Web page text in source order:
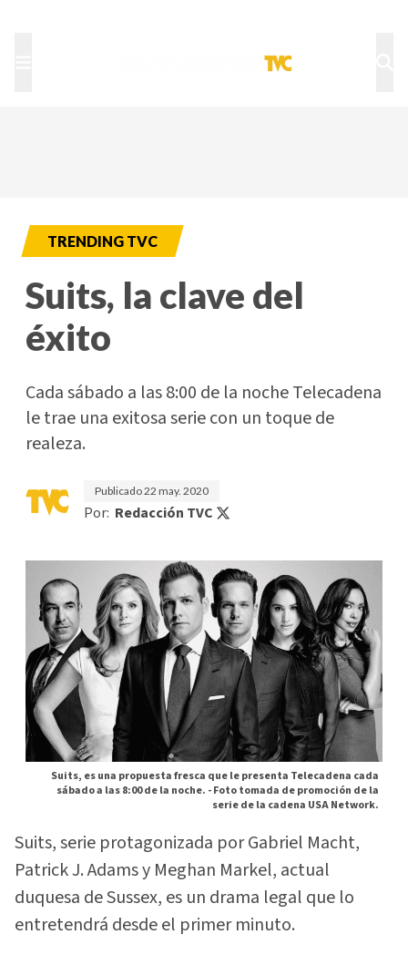
TRENDING TVC
Suits, la clave del
éxito
Cada sábado a las 8:00 de la noche Telecadena
le trae una exitosa serie con un toque de
realeza.
Publicado22 may. 2020
Por: Redacción TVC
Suits, es una propuesta fresca que le presenta Telecadena cada
sábado a las 8:00 de la noche. -Foto tomada de promoción de la
serie de la cadena USA Network.
Suits, serie protagonizada por Gabriel Macht,
Patrick J. Adams y Meghan Markel, actual
duquesa de Sussex, es un drama legal que lo
entretendrá desde el primer minuto.